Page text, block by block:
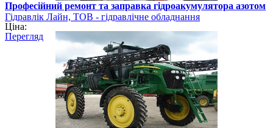
Професійний ремонт та заправка гідроакумулятора азотом
Гідравлік Лайн, ТОВ - гідравлічне обладнання
Ціна:
Перегляд